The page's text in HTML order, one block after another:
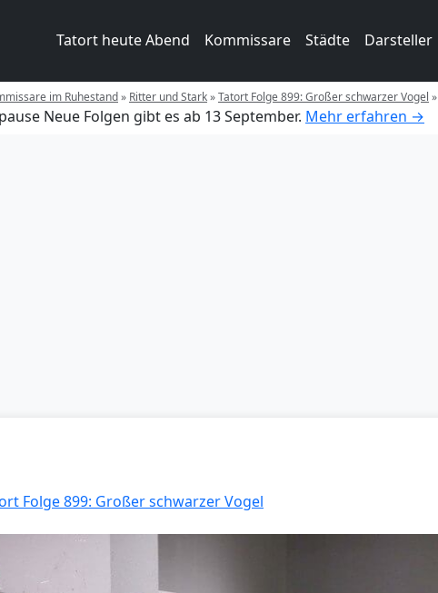
Tatort heute Abend Kommissare Städte Darsteller
im Ruhestand» Ritter und Stark»Tatort Folge 899: Großer schwarzer Vogel »
Neue Folgen gibt es ab 13 September. Mehr erfahren →
Folge 899: Großer schwarzer Vogel